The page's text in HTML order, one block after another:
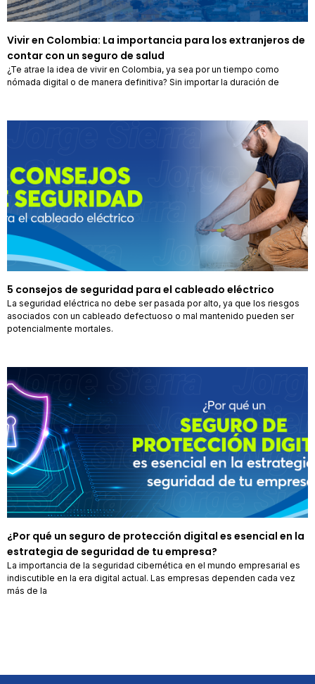
Vivir en Colombia: La importancia para los extranjeros de
contar con un seguro de salud
¿Te atrae la idea de vivir en Colombia, ya sea por un tiempo como
nómada digital o de manera definitiva? Sin importar la duración de
5 consejos de seguridad para el cableado eléctrico
La seguridad eléctrica no debe ser pasada por alto, ya que los riesgos
asociados con un cableado defectuoso o mal mantenido pueden ser
potencialmente mortales.
¿Por qué un seguro de protección digital es esencial en la
estrategia de seguridad de tu empresa?
La importancia de la seguridad cibernética en el mundo empresarial es
indiscutible en la era digital actual. Las empresas dependen cada vez
más de la